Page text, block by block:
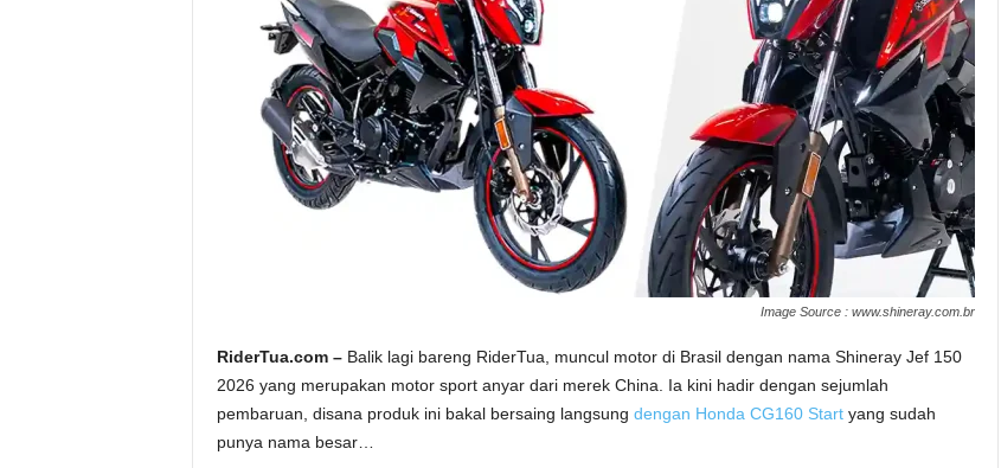
.
c
o
Image Source : www.shineray.com.br
RiderTua.com –Balik lagi bareng RiderTua, muncul motor di Brasil dengan nama Shineray Jef 150
2026 yang merupakan motor sport anyar dari merek China. Ia kini hadir dengan sejumlah
pembaruan, disana produk ini bakal bersaing langsung dengan Honda CG160 Startyang sudah
punya nama besar…